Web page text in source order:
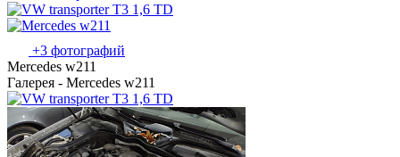
+3 фотографий
Mercedes w211
Галерея - Mercedes w211